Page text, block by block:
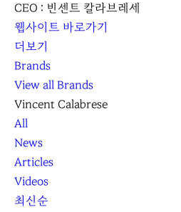
CEO : 빈센트 칼라브레세
웹사이트 바로가기
더보기
Brands
View all Brands
Vincent Calabrese
All
News
Articles
Videos
최신순